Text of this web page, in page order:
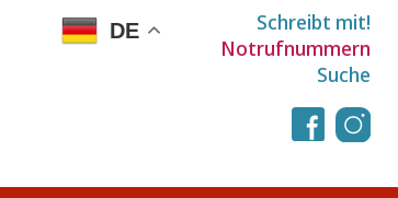
DE
Schreibt mit!
Notrufnummern
Suche